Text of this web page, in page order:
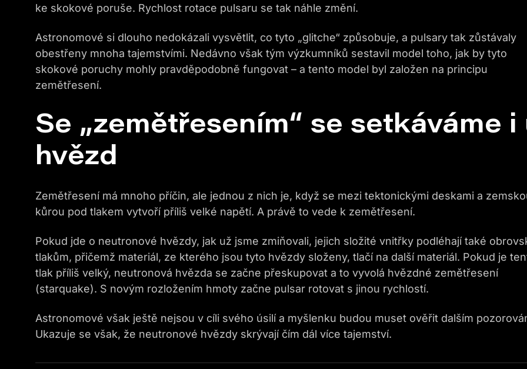
ke skokové poruše. Rychlost rotace pulsaru se tak náhle změní.
Astronomové si dlouho nedokázali vysvětlit, co tyto „glitche“ způsobuje, a pulsary tak zůstávaly
obestřeny mnoha tajemstvími. Nedávno však tým výzkumníků sestavil model toho, jak by tyto
skokové poruchy mohly pravděpodobně fungovat – a tento model byl založen na principu
zemětřesení.
Se „zemětřesením“ se setkáváme i
hvězd
Zemětřesení má mnoho příčin, ale jednou z nich je, když se mezi tektonickými deskami a
kůrou pod tlakem vytvoří příliš velké napětí. A právě to vede k zemětřesení.
Pokud jde o neutronové hvězdy, jak už jsme zmiňovali, jejich složité vnitřky podléhají také
tlakům, přičemž materiál, ze kterého jsou tyto hvězdy složeny, tlačí na další materiál. Pokud je
tlak příliš velký, neutronová hvězda se začne přeskupovat a to vyvolá hvězdné zemětřesení
(starquake). S novým rozložením hmoty začne pulsar rotovat s jinou rychlostí.
Astronomové však ještě nejsou v cíli svého úsilí a myšlenku budou muset ověřit dalším
Ukazuje se však, že neutronové hvězdy skrývají čím dál více tajemství.